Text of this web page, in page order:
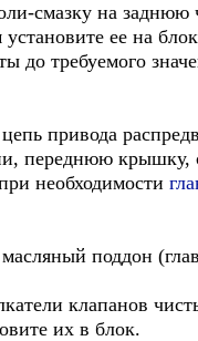
смазку на заднюю
ее на
до требуемого
привода
переднюю крышку,
необходимости
поддон
клапанов
их в блок.